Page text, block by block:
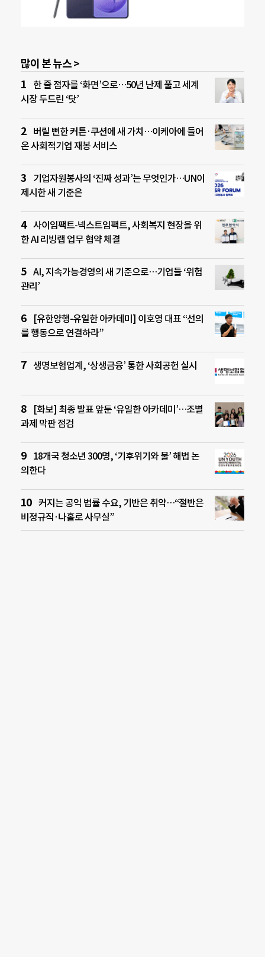
많이 본 뉴스 >
한 줄 점자를 ‘화면’으로…50년 난제 풀고 세계
시장 두드린 ‘닷’
버릴 뻔한 커튼·쿠션에 새 가치…이케아에 들어
온 사회적기업 재봉 서비스
기업자원봉사의 ‘진짜 성과’는 무엇인가…UN이
제시한 새 기준은
사이임팩트-넥스트임팩트, 사회복지 현장을 위
한 AI 리빙랩 업무 협약 체결
AI, 지속가능경영의 새 기준으로…기업들 ‘위험
관리’
[유한양행-유일한 아카데미] 이호영 대표 “선의
를 행동으로 연결하라”
생명보험업계, ‘상생금융’ 통한 사회공헌 실시
[화보] 최종 발표 앞둔 ‘유일한 아카데미’…조별
과제 막판 점검
18개국 청소년 300명, ‘기후위기와 물’ 해법 논
의한다
커지는 공익 법률 수요, 기반은 취약…“절반은
비정규직·나홀로 사무실”